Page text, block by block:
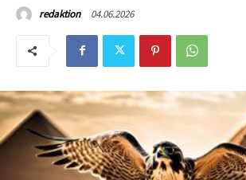
redaktion 04.06.2026